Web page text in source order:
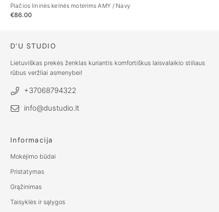
Plačios lininės kelnės moterims AMY / Navy
€86.00
D’U STUDIO
Lietuviškas prekės ženklas kuriantis komfortiškus laisvalaikio stiliaus
rūbus veržliai asmenybei!
+37068794322
info@dustudio.lt
Informacija
Mokėjimo būdai
Pristatymas
Grąžinimas
Taisyklės ir sąlygos